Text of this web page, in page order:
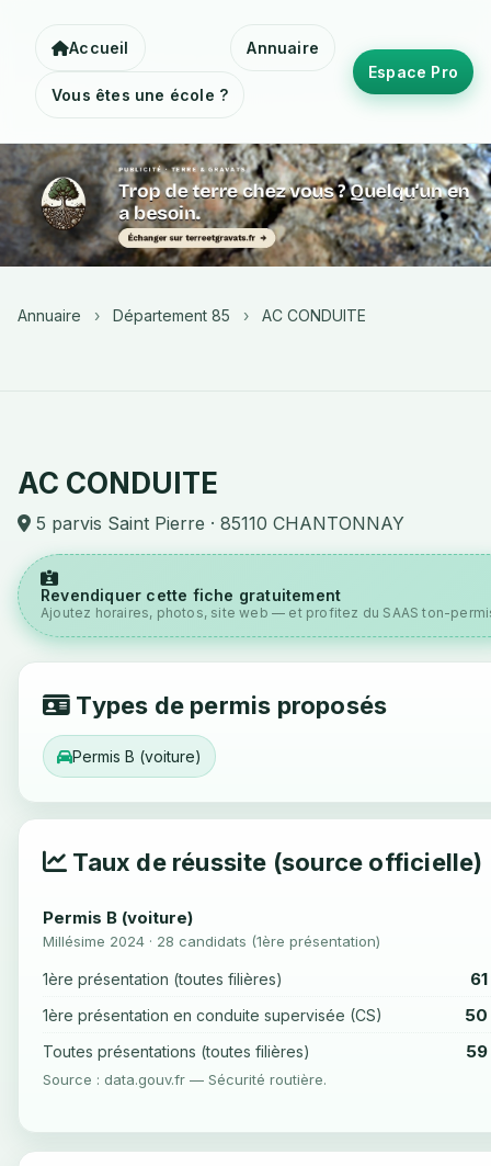
Accueil Annuaire
Vous êtes une école ?
Espace Pro
Annuaire › Département 85 › AC CONDUITE
AC CONDUITE
5 parvis Saint Pierre · 85110 CHANTONNAY
Revendiquer cette fiche gratuitement
Ajoutez horaires, photos, site web — et profitez du SAAS ton-
Types de permis proposés
Permis B (voiture)
Taux de réussite (source officielle)
Permis B (voiture)
Millésime 2024 · 28 candidats (1ère présentation)
1ère présentation (toutes filières)
1ère présentation en conduite supervisée (CS) 50
Toutes présentations (toutes filières) 59
Source : data.gouv.fr — Sécurité routière.